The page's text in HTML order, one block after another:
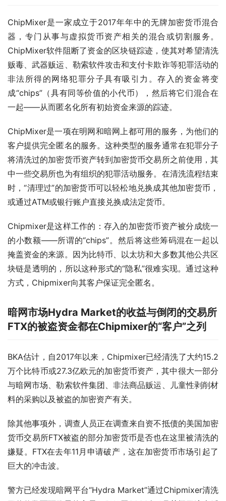
ChipMixer是一家成立于2017年年中的无牌加密货币混合
器，专门从事与虚拟货币资产相关的混合或切割服务。
ChipMixer软件阻断了资金的区块链踪迹，使其对希望清洗
贩毒、武器贩运、勒索软件攻击和支付卡欺诈等犯罪活动的
非法所得的网络犯罪分子具有吸引力。存入的资金将变
成“chips”（具有同等价值的小代币），然后将它们混合在
一起——从而匿名化所有初始资金来源的踪迹。
ChipMixer是一项在明网和暗网上都可用的服务，为他们的
客户提供完全匿名的服务。这种类型的服务通常在犯罪分子
将清洗过的加密货币资产转到加密货币交易所之前使用，其
中一些交易所也为有组织的犯罪活动服务。在清洗流程结束
时，“清理过”的加密货币可以轻松地兑换成其他加密货币，
或通过ATM或银行账户直接兑换成法定货币。
Chipmixer是这样工作的：存入的加密货币资产被分成统一
的小数额——所谓的“chips”。然后将这些筹码混在一起以
掩盖资金的来源。因为比特币、以太坊和大多数其他公共区
块链是透明的，所以这种形式的“隐私”很难实现。通过这种
方式，Chipmixer向其客户保证完全匿名。
暗网市场Hydra Market的收益与倒闭的交易所
FTX的被盗资金都在Chipmixer的“客户”之列
BKA估计，自2017年以来，Chipmixer已经清洗了大约15.2
万个比特币或27.3亿欧元的加密货币资产，其中很大一部分
与暗网市场、勒索软件集团、非法商品贩运、儿童性剥削材
料的采购以及被盗的加密资产有关。
除其他事项外，调查人员正在调查来自资不抵债的美国加密
货币交易所FTX被盗的部分加密货币是否也在这里被清洗的
嫌疑。FTX在去年11月申请破产，这在加密货币市场引起了
巨大的冲击波。
警方已经发现暗网平台“Hydra Market”通过Chipmixer清洗